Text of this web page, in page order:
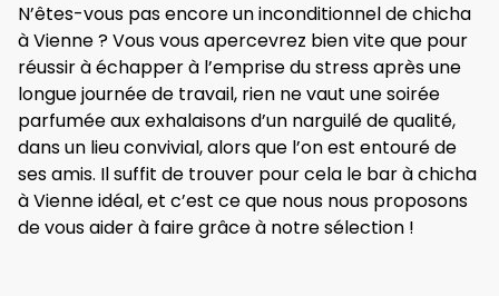
N’êtes-vous pas encore un inconditionnel de chicha
à Vienne ? Vous vous apercevrez bien vite que pour
réussir à échapper à l’emprise du stress après une
longue journée de travail, rien ne vaut une soirée
parfumée aux exhalaisons d’un narguilé de qualité,
dans un lieu convivial, alors que l’on est entouré de
ses amis. Il suffit de trouver pour cela le bar à chicha
à Vienne idéal, et c’est ce que nous nous proposons
de vous aider à faire grâce à notre sélection !